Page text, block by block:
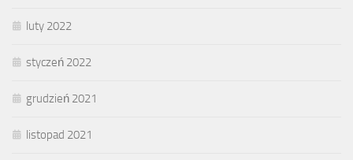
luty 2022
styczeń 2022
grudzień 2021
listopad 2021